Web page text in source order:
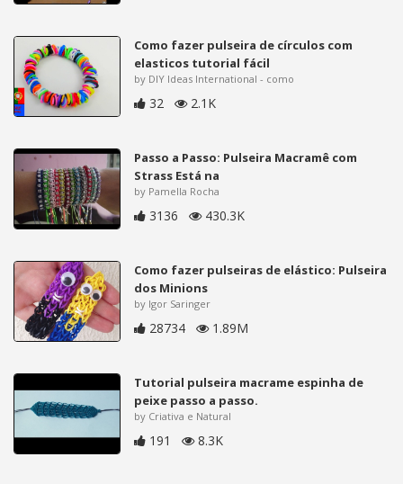
Como fazer pulseira de círculos com
elasticos tutorial fácil
by DIY Ideas International - como
32 2.1K
Passo a Passo: Pulseira Macramê com
Strass Está na
by Pamella Rocha
3136 430.3K
Como fazer pulseiras de elástico: Pulseira
dos Minions
by Igor Saringer
28734 1.89M
Tutorial pulseira macrame espinha de
peixe passo a passo.
by Criativa e Natural
191 8.3K